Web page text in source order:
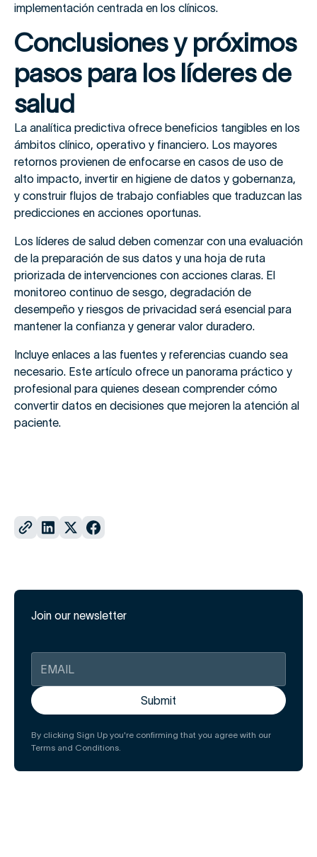
Join our newsletter
By clicking Sign Up you're confirming that you agree with our
Terms and Conditions.
implementación centrada en los clínicos.
Conclusiones y próximos
pasos para los líderes de
salud
La analítica predictiva ofrece beneficios tangibles en los
ámbitos clínico, operativo y financiero. Los mayores
retornos provienen de enfocarse en casos de uso de
alto impacto, invertir en higiene de datos y gobernanza,
y construir flujos de trabajo confiables que traduzcan las
predicciones en acciones oportunas.
Los líderes de salud deben comenzar con una evaluación
de la preparación de sus datos y una hoja de ruta
priorizada de intervenciones con acciones claras. El
monitoreo continuo de sesgo, degradación de
desempeño y riesgos de privacidad será esencial para
mantener la confianza y generar valor duradero.
Incluye enlaces a las fuentes y referencias cuando sea
necesario. Este artículo ofrece un panorama práctico y
profesional para quienes desean comprender cómo
convertir datos en decisiones que mejoren la atención al
paciente.